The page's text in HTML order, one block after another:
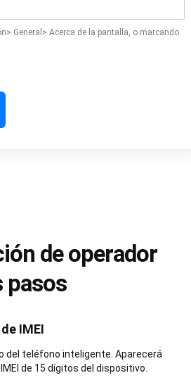
General> Acerca de la pantalla, o marcando
de operador
pasos
IMEI
del teléfono inteligente. Aparecerá
de 15 dígitos del dispositivo.